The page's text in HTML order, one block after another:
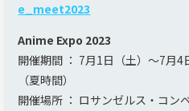
e_meet2023
Anime Expo 2023
開催期間 ： 7月1日（土）～7
（夏時間）
開催場所 ： ロサンゼルス・コン